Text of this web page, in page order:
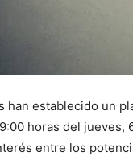
han establecido un
horas del jueves,
entre los